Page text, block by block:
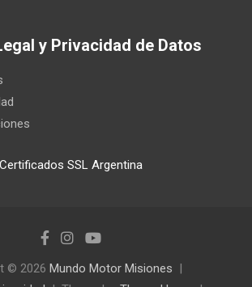
y Privacidad de Datos
Certificados SSL Argentina
© 2026 Mundo Motor Misiones